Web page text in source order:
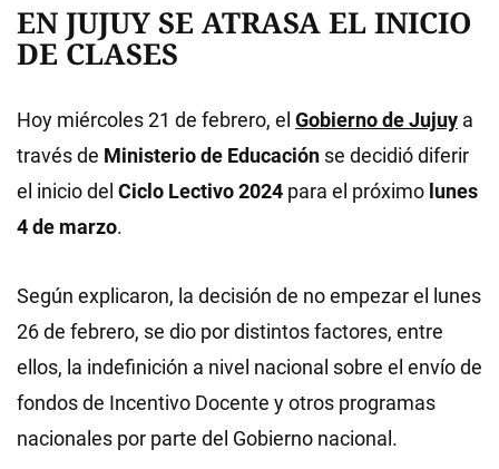
EN JUJUY SE ATRASA EL INICIO
DE CLASES
Hoy miércoles 21 de febrero, el Gobierno de Jujuy a
través de Ministerio de Educación se decidió diferir
el inicio del Ciclo Lectivo 2024 para el próximo lunes
4 de marzo.
Según explicaron, la decisión de no empezar el lunes
26 de febrero, se dio por distintos factores, entre
ellos, la indefinición a nivel nacional sobre el envío de
fondos de Incentivo Docente y otros programas
nacionales por parte del Gobierno nacional.